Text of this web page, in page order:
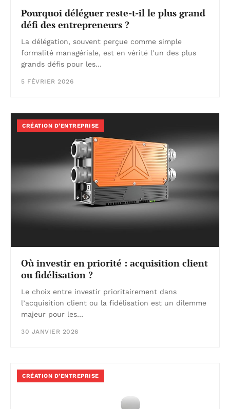
Pourquoi déléguer reste-t-il le plus grand
défi des entrepreneurs ?
La délégation, souvent perçue comme simple
formalité managériale, est en vérité l’un des plus
grands défis pour les…
5 FÉVRIER 2026
CRÉATION D’ENTREPRISE
Où investir en priorité : acquisition client
ou fidélisation ?
Le choix entre investir prioritairement dans
l’acquisition client ou la fidélisation est un dilemme
majeur pour les…
30 JANVIER 2026
CRÉATION D’ENTREPRISE